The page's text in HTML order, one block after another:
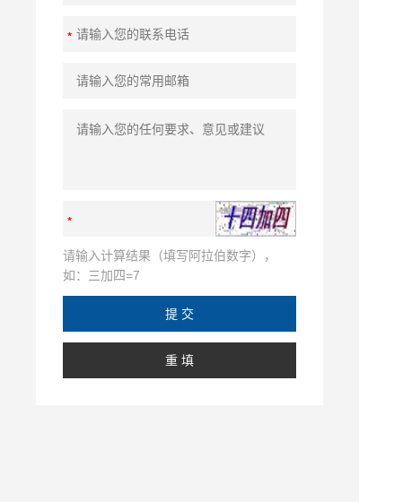
请输入计算结果（填写阿拉伯数字），
如：三加四=7